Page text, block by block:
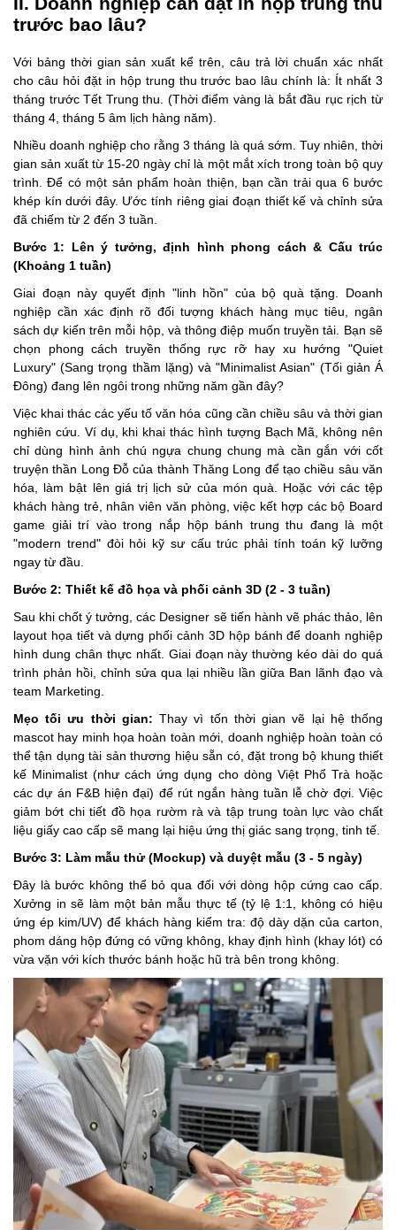
trước bao lâu?
Với bảng thời gian sản xuất kể trên, câu trả lời chuẩn xác nhất
cho câu hỏi đặt in hộp trung thu trước bao lâu chính là: Ít nhất 3
tháng trước Tết Trung thu. (Thời điểm vàng là bắt đầu rục rịch từ
tháng 4, tháng 5 âm lịch hàng năm).
Nhiều doanh nghiệp cho rằng 3 tháng là quá sớm. Tuy nhiên, thời
gian sản xuất từ 15-20 ngày chỉ là một mắt xích trong toàn bộ quy
trình. Để có một sản phẩm hoàn thiện, bạn cần trải qua 6 bước
khép kín dưới đây. Ước tính riêng giai đoạn thiết kế và chỉnh sửa
đã chiếm từ 2 đến 3 tuần.
Bước 1: Lên ý tưởng, định hình phong cách & Cấu trúc
(Khoảng 1 tuần)
Giai đoạn này quyết định "linh hồn" của bộ quà tặng. Doanh
nghiệp cần xác định rõ đối tượng khách hàng mục tiêu, ngân
sách dự kiến trên mỗi hộp, và thông điệp muốn truyền tải. Bạn sẽ
chọn phong cách truyền thống rực rỡ hay xu hướng "Quiet
Luxury" (Sang trọng thầm lặng) và "Minimalist Asian" (Tối giản Á
Đông) đang lên ngôi trong những năm gần đây?
Việc khai thác các yếu tố văn hóa cũng cần chiều sâu và thời gian
nghiên cứu. Ví dụ, khi khai thác hình tượng Bạch Mã, không nên
chỉ dùng hình ảnh chú ngựa chung chung mà cần gắn với cốt
truyện thần Long Đỗ của thành Thăng Long để tạo chiều sâu văn
hóa, làm bật lên giá trị lịch sử của món quà. Hoặc với các tệp
khách hàng trẻ, nhân viên văn phòng, việc kết hợp các bộ Board
game giải trí vào trong nắp hộp bánh trung thu đang là một
"modern trend" đòi hỏi kỹ sư cấu trúc phải tính toán kỹ lưỡng
ngay từ đầu.
Bước 2: Thiết kế đồ họa và phối cảnh 3D (2 - 3 tuần)
Sau khi chốt ý tưởng, các Designer sẽ tiến hành vẽ phác thảo, lên
layout họa tiết và dựng phối cảnh 3D hộp bánh để doanh nghiệp
hình dung chân thực nhất. Giai đoạn này thường kéo dài do quá
trình phản hồi, chỉnh sửa qua lại nhiều lần giữa Ban lãnh đạo và
team Marketing.
Mẹo tối ưu thời gian: Thay vì tốn thời gian vẽ lại hệ thống
mascot hay minh họa hoàn toàn mới, doanh nghiệp hoàn toàn có
thể tận dụng tài sản thương hiệu sẵn có, đặt trong bộ khung thiết
kế Minimalist (như cách ứng dụng cho dòng Việt Phổ Trà hoặc
các dự án F&B hiện đại) để rút ngắn hàng tuần lễ chờ đợi. Việc
giảm bớt chi tiết đồ họa rườm rà và tập trung toàn lực vào chất
liệu giấy cao cấp sẽ mang lại hiệu ứng thị giác sang trọng, tinh tế.
Bước 3: Làm mẫu thử (Mockup) và duyệt mẫu (3 - 5 ngày)
Đây là bước không thể bỏ qua đối với dòng hộp cứng cao cấp.
Xưởng in sẽ làm một bản mẫu thực tế (tỷ lệ 1:1, không có hiệu
ứng ép kim/UV) để khách hàng kiểm tra: độ dày dặn của carton,
phom dáng hộp đứng có vững không, khay định hình (khay lót) có
vừa vặn với kích thước bánh hoặc hũ trà bên trong không.